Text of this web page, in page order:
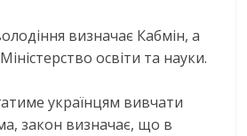
визначає Кабмін, а
освіти та науки.
українцям вивчати
закон визначає, що в